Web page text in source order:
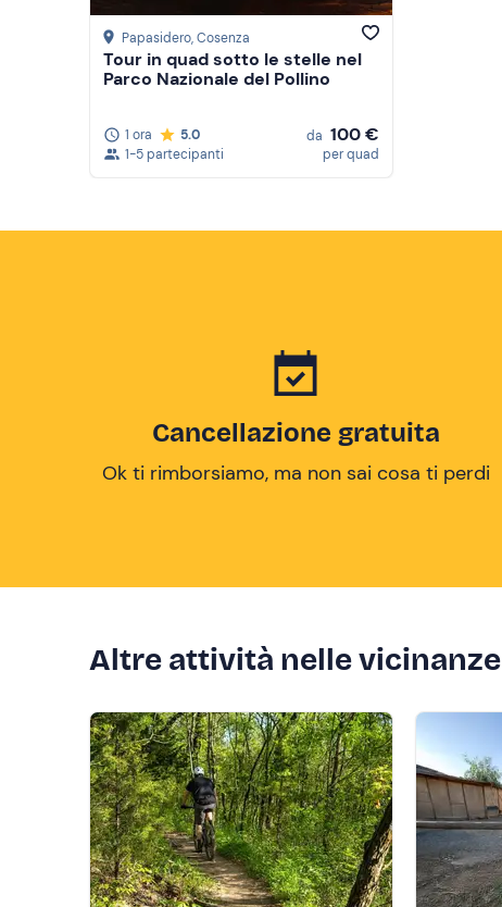
Papasidero, Cosenza
Tour in quad sotto le stelle nel
Parco Nazionale del Pollino
1 ora
5.0
1-5 partecipanti
da 100 €
per quad
Cancellazione gratuita
Ok ti rimborsiamo, ma non sai cosa ti perdi
Altre attività nelle vicinanze